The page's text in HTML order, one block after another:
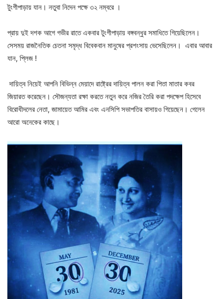
টুংগীপাড়ায় যান। নতুবা নিদেন পক্ষে ৩২ নম্বরে ।
প্রায় দুই দশক আগে গভীর রাতে একবার টুংগীপাড়ায় বঙ্গবন্ধুর সমাধিতে গিয়েছিলেন।
সেসময় রাজনৈতিক চেতনা সমৃদ্ধ বিবেকবান মানুষের প্রশংসায় ভেসেছিলেন। এবার আবার
যান, প্লিজ !
দায়িত্ব নিয়েই আপনি বিভিন্ন মেয়াদে রাষ্ট্রের দায়িত্ব পালন করা পিতা মাতার কবর
জিয়ারত করেছেন। সৌজন্যতা রক্ষা করতে নতুন করে নজির তৈরি করা পদক্ষেপ হিসেবে
বিরোধীদলের নেতা, জামায়েত আমির এবং এনসিপি সভাপতির বাসায়ও গিয়েছেন। গেলেন
আরো অনেকের কাছে।